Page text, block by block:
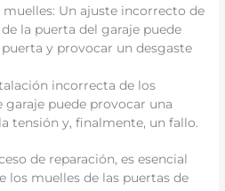
Un ajuste incorrecto de
la puerta del garaje puede
y provocar un desgaste
incorrecta de los
garaje puede provocar una
tensión y, finalmente, un fallo.
de reparación, es esencial
los muelles de las puertas de